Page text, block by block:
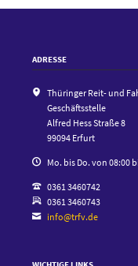
ADRESSE
Thüringer Reit- und
Geschäftsstelle
Alfred Hess Straße 8
99094 Erfurt
Mo. bis Do. von 08:00
0361 3460742
0361 3460743
info@trfv.de